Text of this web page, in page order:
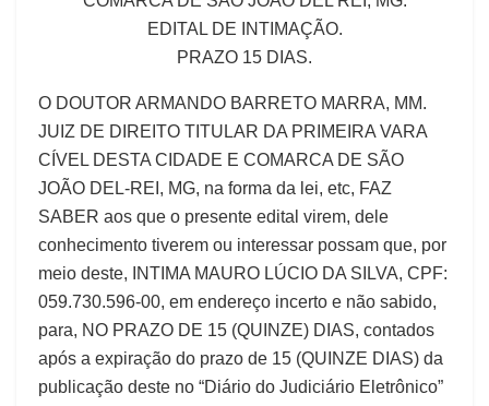
EDITAL DE INTIMAÇÃO.
PRAZO 15 DIAS.
O DOUTOR ARMANDO BARRETO MARRA, MM.
JUIZ DE DIREITO TITULAR DA PRIMEIRA VARA
CÍVEL DESTA CIDADE E COMARCA DE SÃO
JOÃO DEL-REI, MG, na forma da lei, etc, FAZ
SABER aos que o presente edital virem, dele
conhecimento tiverem ou interessar possam que, por
meio deste, INTIMA MAURO LÚCIO DA SILVA, CPF:
059.730.596-00, em endereço incerto e não sabido,
para, NO PRAZO DE 15 (QUINZE) DIAS, contados
após a expiração do prazo de 15 (QUINZE DIAS) da
publicação deste no “Diário do Judiciário Eletrônico”